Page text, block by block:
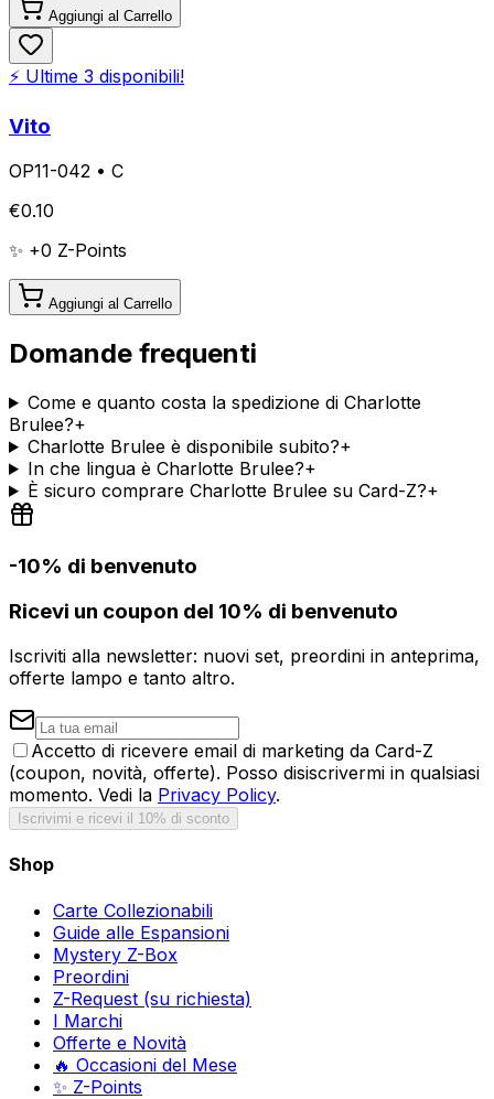
Aggiungi al Carrello
⚡ Ultime 3 disponibili!
Vito
OP11-042 • C
€0.10
✨ +0 Z-Points
Aggiungi al Carrello
Domande frequenti
Come e quanto costa la spedizione di Charlotte
Brulee?+
Charlotte Brulee è disponibile subito?+
In che lingua è Charlotte Brulee?+
È sicuro comprare Charlotte Brulee su Card-Z?+
-10% di benvenuto
Ricevi un coupon del 10% di benvenuto
Iscriviti alla newsletter: nuovi set, preordini in anteprima,
offerte lampo e tanto altro.
Accetto di ricevere email di marketing da Card-Z
(coupon, novità, offerte). Posso disiscrivermi in qualsiasi
momento. Vedi la Privacy Policy.
Iscrivimi e ricevi il 10% di sconto
Shop
Carte Collezionabili
Guide alle Espansioni
Mystery Z-Box
Preordini
Z-Request (su richiesta)
I Marchi
Offerte e Novità
🔥 Occasioni del Mese
✨ Z-Points